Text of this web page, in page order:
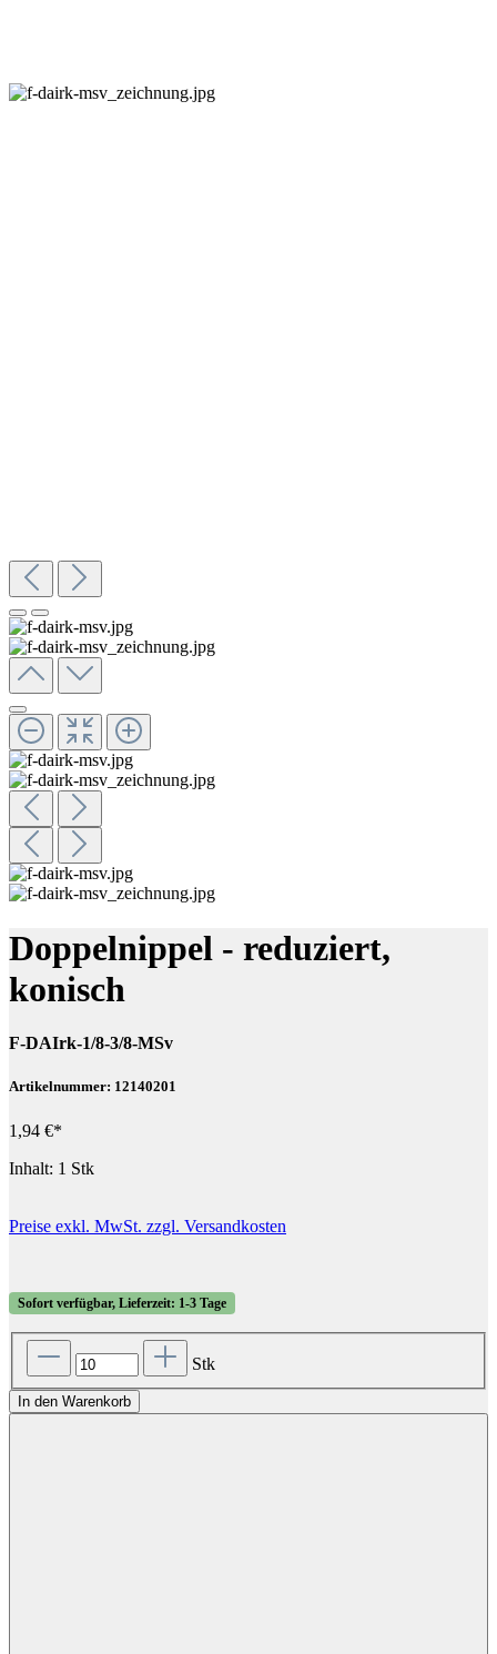
Doppelnippel - reduziert,
konisch
F-DAIrk-1/8-3/8-MSv
Artikelnummer: 12140201
1,94 €*
Inhalt: 1 Stk
Preise exkl. MwSt. zzgl. Versandkosten
Sofort verfügbar, Lieferzeit: 1-3 Tage
Stk
In den Warenkorb